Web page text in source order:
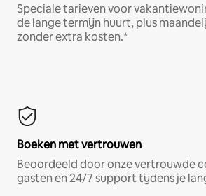
Speciale tarieven voor
de lange termijn huurt, plus
zonder extra kosten.*
Boeken met vertrouwen
Beoordeeld door onze vertrouwde
gasten en 24/7 support tijdens je